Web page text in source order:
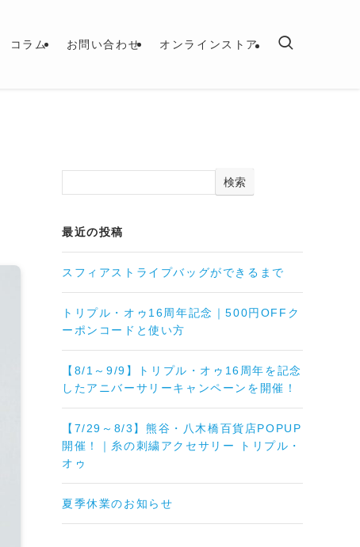
コラム お問い合わせ オンラインストア
検索
最近の投稿
スフィアストライプバッグができるまで
トリプル・オゥ16周年記念｜500円OFFク
ーポンコードと使い方
【8/1～9/9】トリプル・オゥ16周年を記念
したアニバーサリーキャンペーンを開催！
【7/29～8/3】熊谷・八木橋百貨店POPUP
開催！｜糸の刺繍アクセサリー トリプル・
オゥ
夏季休業のお知らせ